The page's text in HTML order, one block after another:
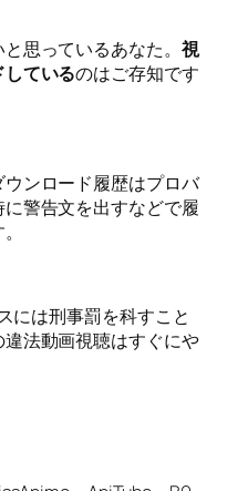
思っているあなた。 視
ているのはご存知です
ンロード履歴はプロバ
警告文を出すなどで履
には刑事罰を科すこと
法動画視聴はすぐにや